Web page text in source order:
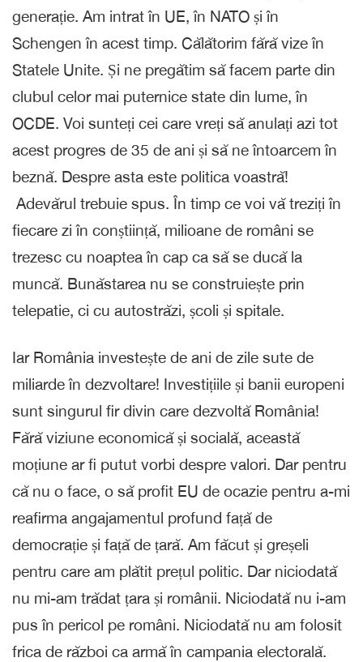
generație. Am intrat în UE, în NATO și în
Schengen în acest timp. Călătorim fără vize în
Statele Unite. Și ne pregătim să facem parte din
clubul celor mai puternice state din lume, în
OCDE. Voi sunteți cei care vreți să anulați azi tot
acest progres de 35 de ani și să ne întoarcem în
beznă. Despre asta este politica voastră!
Adevărul trebuie spus. În timp ce voi vă treziți în
fiecare zi în conștiință, milioane de români se
trezesc cu noaptea în cap ca să se ducă la
muncă. Bunăstarea nu se construiește prin
telepatie, ci cu autostrăzi, școli și spitale.
Iar România investește de ani de zile sute de
miliarde în dezvoltare! Investițiile și banii europeni
sunt singurul fir divin care dezvoltă România!
Fără viziune economică și socială, această
moțiune ar fi putut vorbi despre valori. Dar pentru
că nu o face, o să profit EU de ocazie pentru a-mi
reafirma angajamentul profund față de
democrație și față de țară. Am făcut și greșeli
pentru care am plătit prețul politic. Dar niciodată
nu mi-am trădat țara și românii. Niciodată nu i-am
pus în pericol pe români. Niciodată nu am folosit
frica de război ca armă în campania electorală.